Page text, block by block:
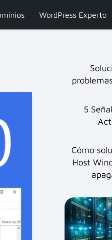
WordPress Experto
5
Cómo
Host